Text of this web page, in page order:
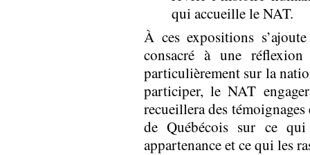
qui accueille le NAT.
À ces expositions
consacré à une
particulièrement sur la
participer, le NAT
recueillera des
de Québécois sur ce
appartenance et ce qui les